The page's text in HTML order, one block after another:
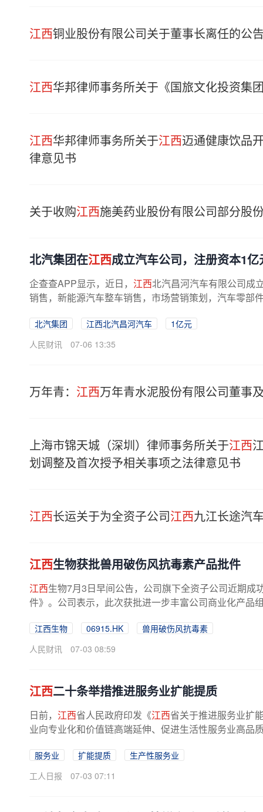
江西铜业股份有限公司关于董事长离任的公
江西华邦律师事务所关于《国旅文化投资集
江西华邦律师事务所关于江西迈通健康饮品
律意见书
关于收购江西施美药业股份有限公司部分股
北汽集团在江西成立汽车公司，注册资本1亿
企查查APP显示，近日， 江西北汽昌河汽车有限公司成
销售，新能源汽车整车销售，市场营销策划，汽车零部
北汽集团 江西北汽昌河汽车
1亿元
人民财讯
07-06 13:35
万年青： 江西万年青水泥股份有限公司董事
上海市锦天城（深圳）律师事务所关于江西
划调整及首次授予相关事项之法律意见书
江西长运关于为全资子公司江西九江长途汽
江西生物获批兽用破伤风抗毒素产品批件
江西生物7月3日早间公告，公司旗下全资子公司近期成
件》。公司表示，此次获批进一步丰富公司商业化产品
江西生物 06915.HK
兽用破伤风抗毒素
人民财讯
07-03 08:59
江西二十条举措推进服务业扩能提质
日前， 江西省人民政府印发《江西省关于推进服务业扩
业向专业化和价值链高端延伸、促进生活性服务业高品
服务业 扩能提质
生产性服务业
工人日报
07-03 07:11